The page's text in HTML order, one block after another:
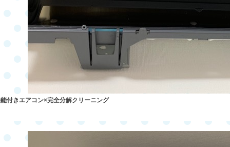
付きエアコン×完全分解クリーニング